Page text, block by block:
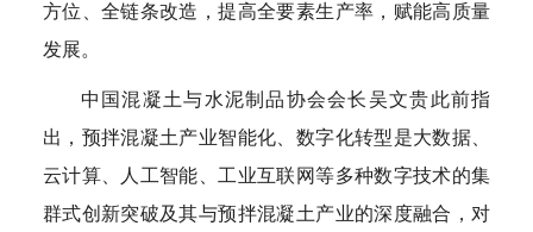
方位、全链条改造，提高全要素生产率，赋能高质量
发展。
中国混凝土与水泥制品协会会长吴文贵此前指
出，预拌混凝土产业智能化、数字化转型是大数据、
云计算、人工智能、工业互联网等多种数字技术的集
群式创新突破及其与预拌混凝土产业的深度融合，对